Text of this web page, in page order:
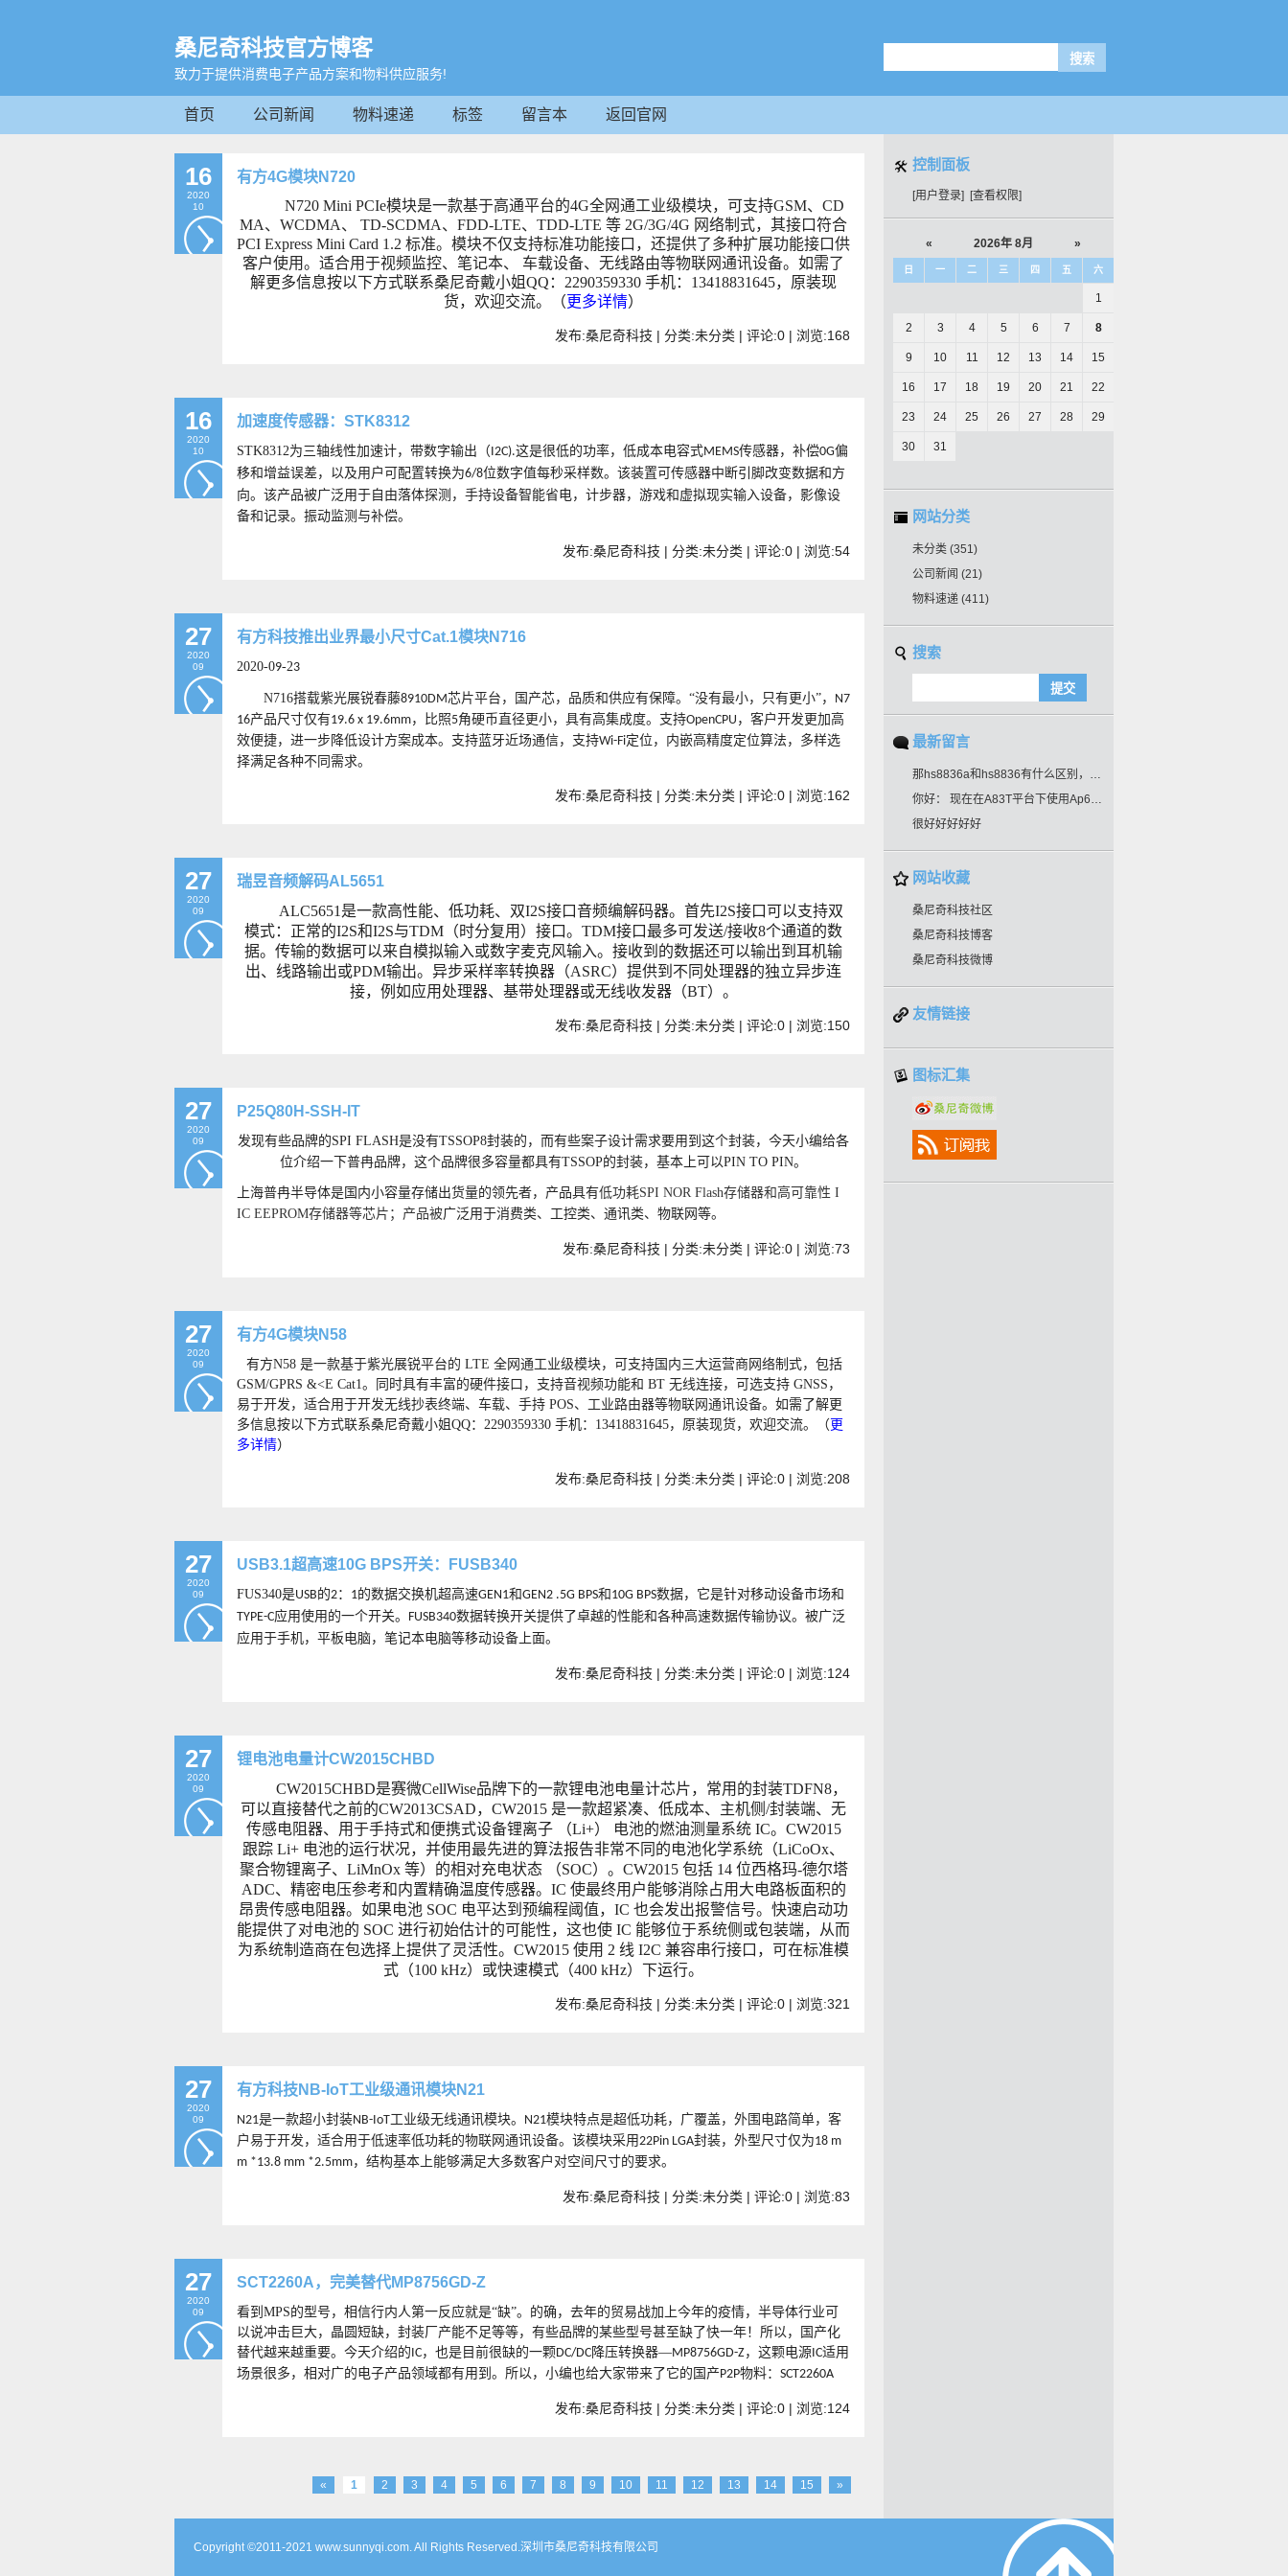
桑尼奇科技官方博客
致力于提供消费电子产品方案和物料供应服务!
首页 公司新闻 物料速递 标签 留言本 返回官网
16
2020
10
有方4G模块N720
N720 Mini PCIe模块是一款基于高通平台的4G全网通工业级模块，可支持GSM、CD
MA、WCDMA、 TD-SCDMA、FDD-LTE、TDD-LTE 等 2G/3G/4G 网络制式，其接口符合
PCI Express Mini Card 1.2 标准。模块不仅支持标准功能接口，还提供了多种扩展功能接口供
客户使用。适合用于视频监控、笔记本、 车载设备、无线路由等物联网通讯设备。如需了
解更多信息按以下方式联系桑尼奇戴小姐QQ ： 2290359330 手机：13418831645，原装现
货，欢迎交流。（更多详情）
发布:桑尼奇科技 | 分类:未分类 | 评论:0 | 浏览:168
16
2020
10
加速度传感器：STK8312
STK8312为三轴线性加速计，带数字输出（I2C).这是很低的功率，低成本电容式MEMS传感器，补偿0G偏
移和增益误差，以及用户可配置转换为6/8位数字值每秒采样数。该装置可传感器中断引脚改变数据和方
向。该产品被广泛用于自由落体探测，手持设备智能省电，计步器，游戏和虚拟现实输入设备，影像设
备和记录。振动监测与补偿。
发布:桑尼奇科技 | 分类:未分类 | 评论:0 | 浏览:54
27
2020
09
有方科技推出业界最小尺寸Cat.1模块N716
2020-09-23
N716搭载紫光展锐春藤8910DM芯片平台，国产芯，品质和供应有保障。“没有最小，只有更小”， N7
16产品尺寸仅有19.6 x 19.6mm，比照5角硬币直径更小，具有高集成度。支持OpenCPU ，客户开发更加高
效便捷，进一步降低设计方案成本。支持蓝牙近场通信，支持Wi-Fi定位，内嵌高精度定位算法，多样选
择满足各种不同需求。
发布:桑尼奇科技 | 分类:未分类 | 评论:0 | 浏览:162
27
2020
09
瑞昱音频解码AL5651
ALC5651是一款高性能、低功耗、双I2S接口音频编解码器。首先I2S接口可以支持双
模式：正常的I2S和I2S与TDM（时分复用）接口。TDM接口最多可发送/接收8个通道的数
据。传输的数据可以来自模拟输入或数字麦克风输入。接收到的数据还可以输出到耳机输
出、线路输出或PDM输出。异步采样率转换器（ASRC）提供到不同处理器的独立异步连
接，例如应用处理器、基带处理器或无线收发器（BT）。
发布:桑尼奇科技 | 分类:未分类 | 评论:0 | 浏览:150
27
2020
09
P25Q80H-SSH-IT
发现有些品牌的SPI FLASH是没有TSSOP8封装的，而有些案子设计需求要用到这个封装，今天小编给各
位介绍一下普冉品牌，这个品牌很多容量都具有TSSOP的封装，基本上可以PIN TO PIN。
上海普冉半导体是国内小容量存储出货量的领先者，产品具有低功耗SPI NOR Flash存储器和高可靠性 I
IC EEPROM存储器等芯片 ； 产品被广泛用于消费类、工控类、通讯类、物联网等。
发布:桑尼奇科技 | 分类:未分类 | 评论:0 | 浏览:73
27
2020
09
有方4G模块N58
有方N58 是一款基于紫光展锐平台的 LTE 全网通工业级模块，可支持国内三大运营商网络制式，包括
GSM/GPRS &<E Cat1。同时具有丰富的硬件接口，支持音视频功能和 BT 无线连接，可选支持 GNSS，
易于开发，适合用于开发无线抄表终端、车载、手持 POS、工业路由器等物联网通讯设备。如需了解更
多信息按以下方式联系桑尼奇戴小姐QQ： 2290359330 手机：13418831645，原装现货，欢迎交流。（ 更
多详情）
发布:桑尼奇科技 | 分类:未分类 | 评论:0 | 浏览:208
27
2020
09
USB3.1超高速10G BPS开关：FUSB340
FUS340是USB的2： 1的数据交换机超高速GEN1和GEN2 .5G BPS和 10G BPS数据，它是针对移动设备市场和
TYPE-C应用使用的一个开关。 FUSB340数据转换开关提供了卓越的性能和各种高速数据传输协议。被广泛
应用于手机，平板电脑，笔记本电脑等移动设备上面。
发布:桑尼奇科技 | 分类:未分类 | 评论:0 | 浏览:124
27
2020
09
锂电池电量计CW2015CHBD
CW2015CHBD是赛微CellWise品牌下的一款锂电池电量计芯片，常用的封装TDFN8，
可以直接替代之前的CW2013CSAD，CW2015 是一款超紧凑、低成本、主机侧/封装端、无
传感电阻器、用于手持式和便携式设备锂离子 （Li+） 电池的燃油测量系统 IC。 CW2015
跟踪 Li+ 电池的运行状况，并使用最先进的算法报告非常不同的电池化学系统（LiCoOx、
聚合物锂离子、LiMnOx 等）的相对充电状态 （SOC）。CW2015 包括 14 位西格玛-德尔塔
ADC、精密电压参考和内置精确温度传感器。IC 使最终用户能够消除占用大电路板面积的
昂贵传感电阻器。如果电池 SOC 电平达到预编程阈值，IC 也会发出报警信号。快速启动功
能提供了对电池的 SOC 进行初始估计的可能性，这也使 IC 能够位于系统侧或包装端，从而
为系统制造商在包选择上提供了灵活性。CW2015 使用 2 线 I2C 兼容串行接口，可在标准模
式（100 kHz）或快速模式（400 kHz）下运行。
发布:桑尼奇科技 | 分类:未分类 | 评论:0 | 浏览:321
27
2020
09
有方科技NB-IoT工业级通讯模块N21
N21是一款超小封装NB-IoT工业级无线通讯模块。 N21模块特点是超低功耗，广覆盖，外围电路简单，客
户易于开发，适合用于低速率低功耗的物联网通讯设备。该模块采用22Pin LGA封装，外型尺寸仅为18 m
m *13.8 mm *2.5mm，结构基本上能够满足大多数客户对空间尺寸的要求。
发布:桑尼奇科技 | 分类:未分类 | 评论:0 | 浏览:83
27
2020
09
SCT2260A，完美替代MP8756GD-Z
看到 MPS的型号，相信行内人第一反应就是“缺”。的确，去年的贸易战加上今年的疫情，半导体行业可
以说冲击巨大，晶圆短缺，封装厂产能不足等等，有些品牌的某些型号甚至缺了快一年！所以，国产化
替代越来越重要。今天介绍的IC，也是目前很缺的一颗DC/DC降压转换器—MP8756GD-Z，这颗电源IC适用
场景很多，相对广的电子产品领域都有用到。所以，小编也给大家带来了它的国产P2P物料： SCT2260A
发布:桑尼奇科技 | 分类:未分类 | 评论:0 | 浏览:124
« 1 2 3 4 5 6 7 8 9 10 11 12 13 14 15 »
控制面板
[用户登录] [查看权限]
« 2026年 8月 »
日 一 二 三 四 五 六
1
2 3 4 5 6 7 8
9 10 11 12 13 14 15
16 17 18 19 20 21 22
23 24 25 26 27 28 29
30 31
网站分类
未分类 (351)
公司新闻 (21)
物料速递 (411)
搜索
最新留言
那hs8836a和hs8836有什么区别，引脚一样吗？可以通用吗？
你好： 现在在A83T平台下使用Ap6212。使用默认频率115200时，芯片通讯正常。当切换到高波特率时，芯片再无回复。请帮忙指导一下是什么问题导致的。谢谢！！
很好好好好好
网站收藏
桑尼奇科技社区
桑尼奇科技博客
桑尼奇科技微博
友情链接
图标汇集
Copyright ©2011-2021 www.sunnyqi.com. All Rights Reserved.深圳市桑尼奇科技有限公司